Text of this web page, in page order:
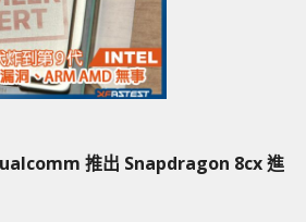
推出 Snapdragon 8cx 進